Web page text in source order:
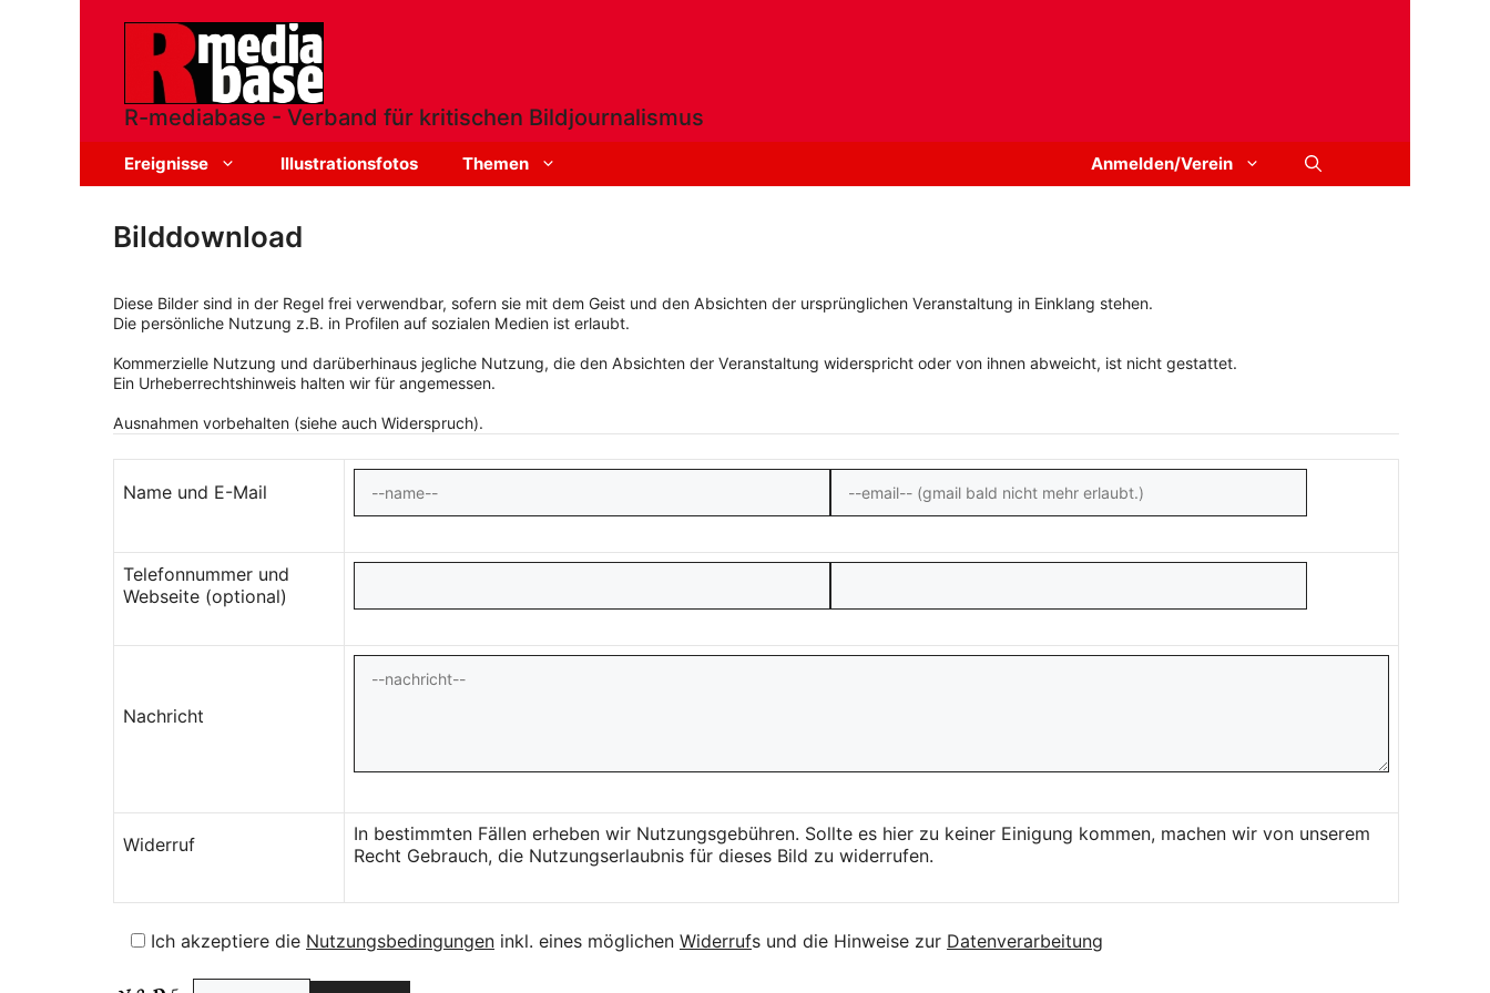
R-mediabase - Verband für kritischen Bildjournalismus
Ereignisse Illustrationsfotos Themen Anmelden/Verein
Bilddownload
Diese Bilder sind in der Regel frei verwendbar, sofern sie mit dem Geist und den Absichten der ursprünglichen Veranstaltung in Einklang stehen.
Die persönliche Nutzung z.B. in Profilen auf sozialen Medien ist erlaubt.
Kommerzielle Nutzung und darüberhinaus jegliche Nutzung, die den Absichten der Veranstaltung widerspricht oder von ihnen abweicht, ist nicht gestattet.
Ein Urheberrechtshinweis halten wir für angemessen.
Ausnahmen vorbehalten (siehe auch Widerspruch).
Name und E-Mail
Telefonnummer und
Webseite (optional)
Nachricht
Widerruf
In bestimmten Fällen erheben wir Nutzungsgebühren. Sollte es hier zu keiner Einigung kommen, machen wir von unserem
Recht Gebrauch, die Nutzungserlaubnis für dieses Bild zu widerrufen.
Ich akzeptiere die Nutzungsbedingungen inkl. eines möglichen Widerrufs und die Hinweise zur Datenverarbeitung